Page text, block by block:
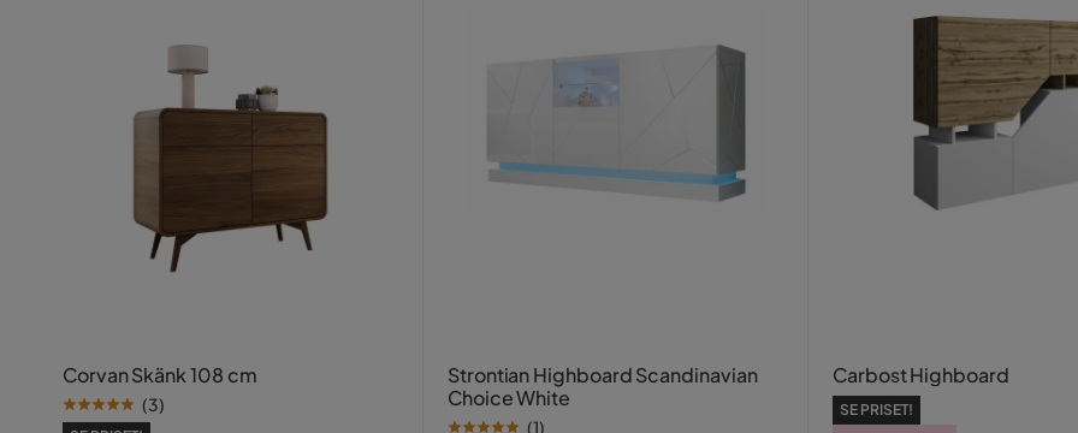
Corvan Skänk 108 cm
(3)
Strontian Highboard Scandinavian
Choice White
(1)
Carbost Highboard
SE PRISET!